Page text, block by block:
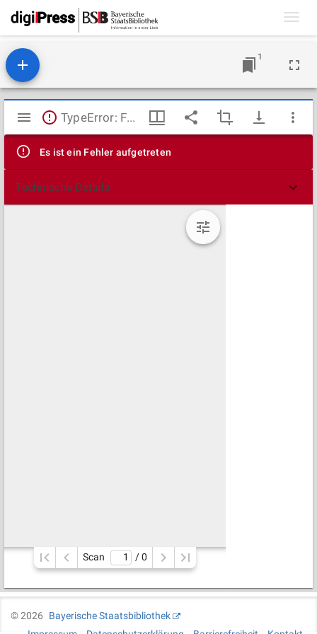
1
Mirador
Viewer
TypeError: Failed to fetch
Es ist ein Fehler aufgetreten
Technische Details
Scan / 0
©2026
Bayerische Staatsbibliothek